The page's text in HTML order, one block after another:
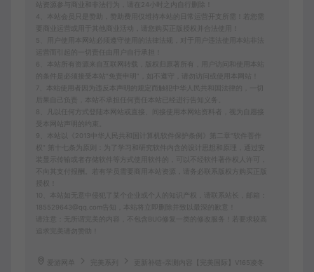
站资源参与商业和非法行为，请在24小时之内自行删除！
4、本站会员只是赞助，赞助费用仅维持本站的日常运营开支所需！若您需
要商业运营或用于其他商业活动，请您购买正版授权并合法使用！
5、用户使用本网站必须遵守使用的法律法规，对于用户违法使用本站非法
6、本站所有资源来自互联网转载，版权归原著所有，用户访问和使用本站
的条件是必须接受本站“免责申明”，如不遵守，请勿访问或使用本网站！
7、本站使用者因为违反本声明的规定而触犯中华人民共和国法律的，一切
后果自己负责，本站不承担任何责任本站已经进行告知义务。
8、凡以任何方式登陆本网站或直接、间接使用本网站资料者，视为自愿接
受本网站声明的约束。
9、本站以《2013中华人民共和国计算机软件保护条例》第二章"软件菩作
权” 第十七条为原则：为了学习和研究软件内含的设计思想和原理，通过安
装显示传输或者存储软件等方式使用软件的，可以不经软件著作权人许可，
不向其支付报酬。若有学员需要商用本站资源，请务必联系版权方购买正版
10、本站如无意中侵犯了某个企业或个人的知识产权，请联系站长，邮箱：
185529643@qq.com告知，本站将立即删除并致以最深的歉意！
请注意：无所谓完美的内容，不包含BUG修复一类的修改服务！若要求较高
追求完美请勿赞助！
爱游网单 完美系列 更新补链-亲测内容【完美国际】V165凌冬